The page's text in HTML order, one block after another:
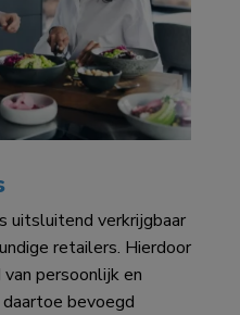
uitsluitend verkrijgbaar
retailers. Hierdoor
persoonlijk en
bevoegd